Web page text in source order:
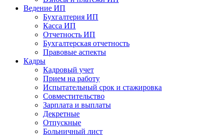
Ведение ИП
Бухгалтерия ИП
Касса ИП
Отчетность ИП
Бухгалтерская отчетность
Правовые аспекты
Кадры
Кадровый учет
Прием на работу
Испытательный срок и стажировка
Совместительство
Зарплата и выплаты
Декретные
Отпускные
Больничный лист